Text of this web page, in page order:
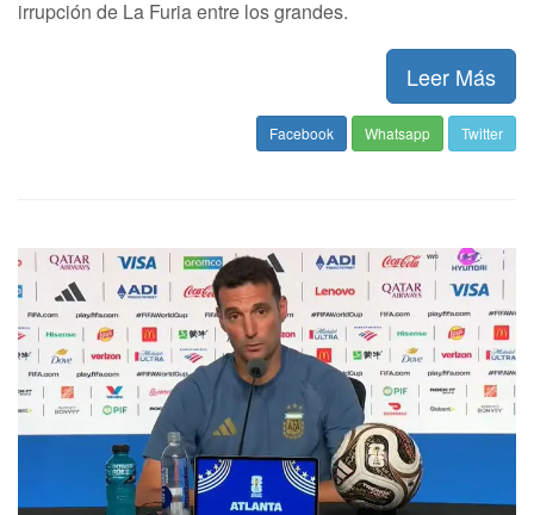
irrupción de La Furia entre los grandes.
Leer Más
Facebook Whatsapp Twitter